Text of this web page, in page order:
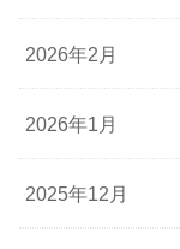
2026年2月
2026年1月
2025年12月